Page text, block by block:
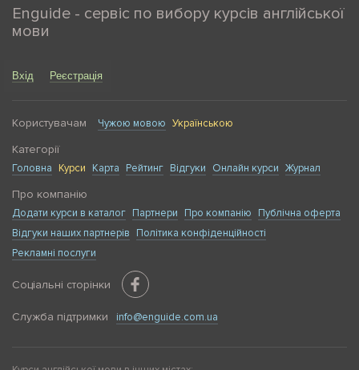
Enguide - сервіс по вибору курсів англійської
мови
Вхід Реєстрація
Користувачам Чужою мовою Українською
Категорії
Головна Курси Карта Рейтинг Відгуки Онлайн курси Журнал
Про компанію
Додати курси в каталог Партнери Про компанію
Публічна оферта
Відгуки наших партнерів
Політика конфіденційності
Рекламні послуги
Соціальні сторінки
Служба підтримки info@enguide.com.ua